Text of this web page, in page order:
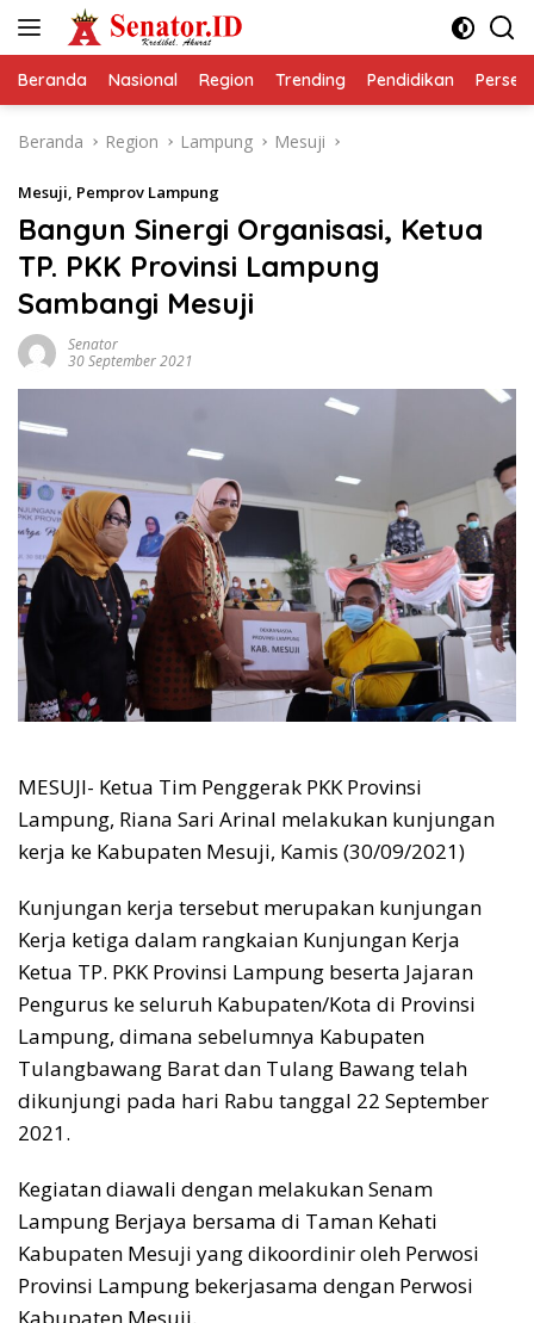
Beranda Nasional Region Trending Pendidikan
Beranda Region Lampung Mesuji
Mesuji, Pemprov Lampung
Bangun Sinergi Organisasi, Ketua
TP. PKK Provinsi Lampung
Sambangi Mesuji
Senator
30 September 2021
MESUJI- Ketua Tim Penggerak PKK Provinsi
Lampung, Riana Sari Arinal melakukan kunjungan
kerja ke Kabupaten Mesuji, Kamis (30/09/2021)
Kunjungan kerja tersebut merupakan kunjungan
Kerja ketiga dalam rangkaian Kunjungan Kerja
Ketua TP. PKK Provinsi Lampung beserta Jajaran
Pengurus ke seluruh Kabupaten/Kota di Provinsi
Lampung, dimana sebelumnya Kabupaten
Tulangbawang Barat dan Tulang Bawang telah
dikunjungi pada hari Rabu tanggal 22 September
2021.
Kegiatan diawali dengan melakukan Senam
Lampung Berjaya bersama di Taman Kehati
Kabupaten Mesuji yang dikoordinir oleh Perwosi
Provinsi Lampung bekerjasama dengan Perwosi
Kabupaten Mesuji.